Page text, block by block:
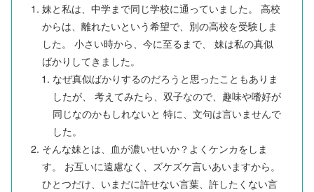
妹と私は、中学まで同じ学校に通っていました。 高校
からは、離れたいという希望で、別の高校を受験しま
した。 小さい時から、今に至るまで、 妹は私の真似
ばかりしてきました。
なぜ真似ばかりするのだろうと思ったこともありま
したが、 考えてみたら、双子なので、趣味や嗜好が
同じなのかもしれないと 特に、文句は言いませんで
した。
そんな妹とは、血が濃いせいか？よくケンカをしま
す。 お互いに遠慮なく、ズケズケ言いあいますから。
ひとつだけ、いまだに許せない言葉、許したくない言